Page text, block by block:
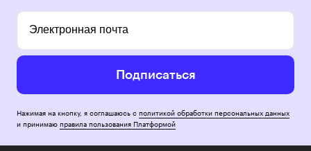
Электронная почта
Подписаться
Нажимая на кнопку, я соглашаюсь сполитикой обработки персональных данных
и принимаюправила пользования Платформой